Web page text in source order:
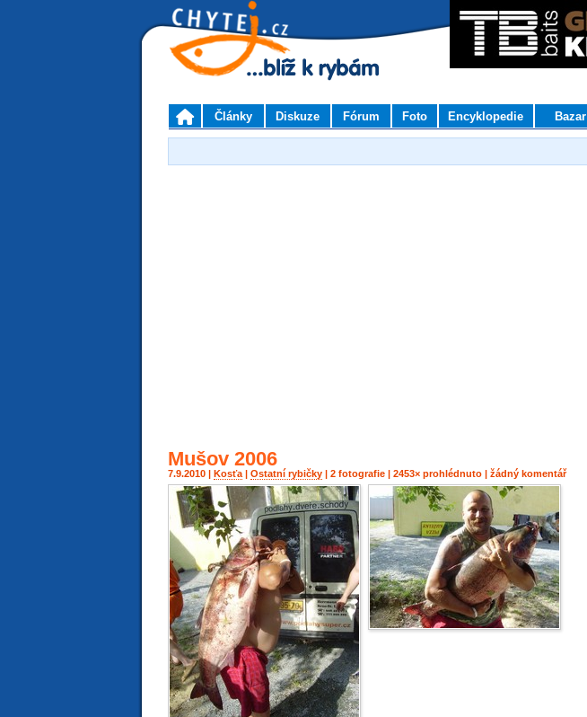
Články Diskuze Fórum Foto Encyklopedie Bazar
Mušov 2006
7.9.2010 | Kosťa | Ostatní rybičky | 2 fotografie | 2453× prohlédnuto | žádný komentář